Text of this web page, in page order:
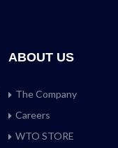
ABOUT US
The Company
Careers
WTO STORE